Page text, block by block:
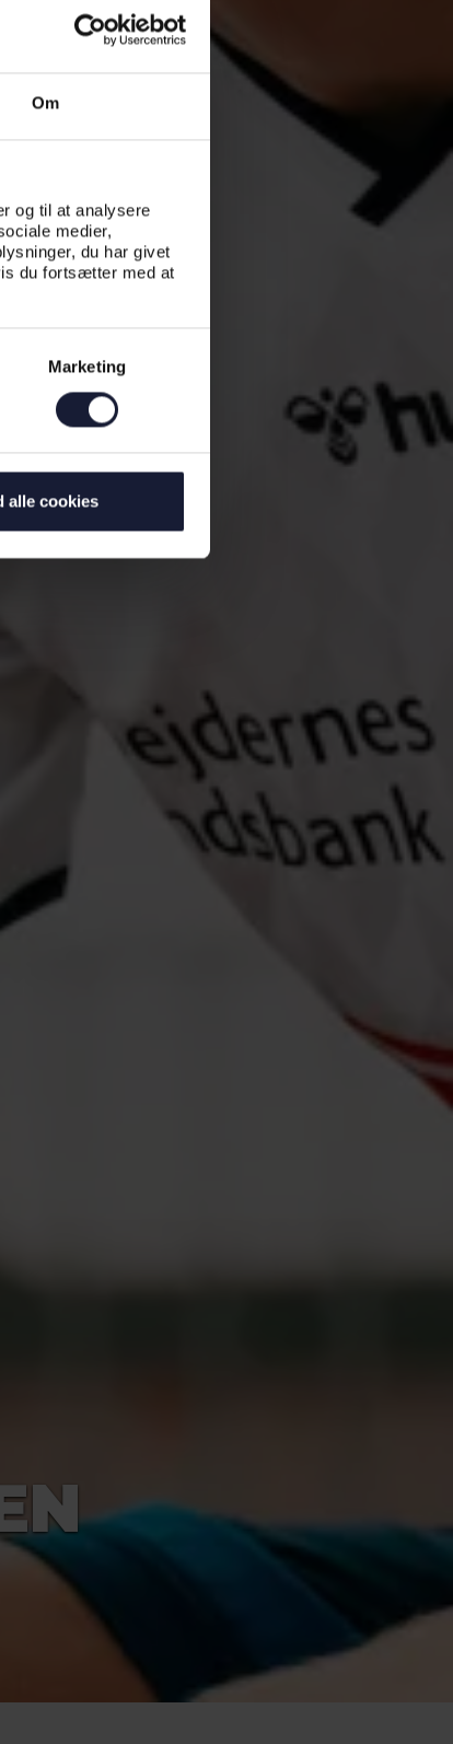
Om
og til at analysere
medier,
du har givet
du fortsætter med at
Marketing
alle cookies